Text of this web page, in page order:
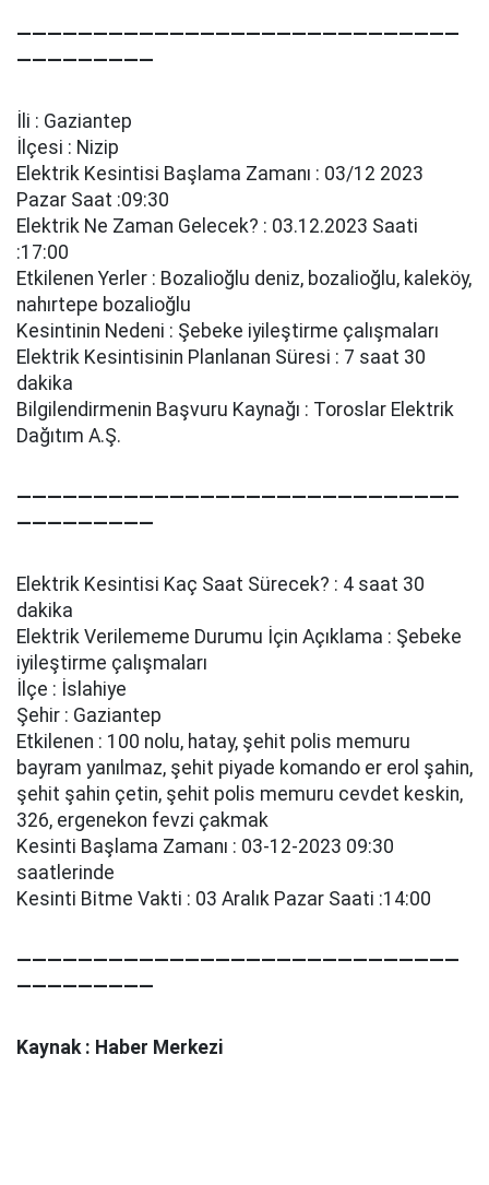
—————————————————————————————
—————————
İli : Gaziantep
İlçesi : Nizip
Elektrik Kesintisi Başlama Zamanı : 03/12 2023
Pazar Saat :09:30
Elektrik Ne Zaman Gelecek? : 03.12.2023 Saati
:17:00
Etkilenen Yerler : Bozali̇oğlu deni̇z, bozali̇oğlu, kaleköy,
nahırtepe bozali̇oğlu
Kesintinin Nedeni : Şebeke i̇yi̇leşti̇rme çalışmaları
Elektrik Kesintisinin Planlanan Süresi : 7 saat 30
dakika
Bilgilendirmenin Başvuru Kaynağı : Toroslar Elektrik
Dağıtım A.Ş.
—————————————————————————————
—————————
Elektrik Kesintisi Kaç Saat Sürecek? : 4 saat 30
dakika
Elektrik Verilememe Durumu İçin Açıklama : Şebeke
i̇yi̇leşti̇rme çalışmaları
İlçe : İslahiye
Şehir : Gaziantep
Etkilenen : 100 nolu, hatay, şehi̇t poli̇s memuru
bayram yanılmaz, şehi̇t pi̇yade komando er erol şahi̇n,
şehi̇t şahi̇n çeti̇n, şehi̇t poli̇s memuru cevdet keski̇n,
326, ergenekon fevzi̇ çakmak
Kesinti Başlama Zamanı : 03-12-2023 09:30
saatlerinde
Kesinti Bitme Vakti : 03 Aralık Pazar Saati :14:00
—————————————————————————————
—————————
Kaynak : Haber Merkezi